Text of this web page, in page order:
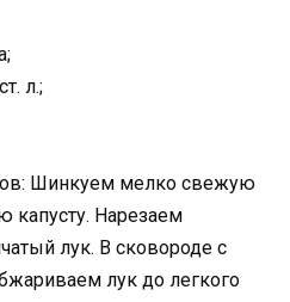
л.;
Шинкуем мелко свежую
капусту. Нарезаем
лук. В сковороде с
лук до легкого